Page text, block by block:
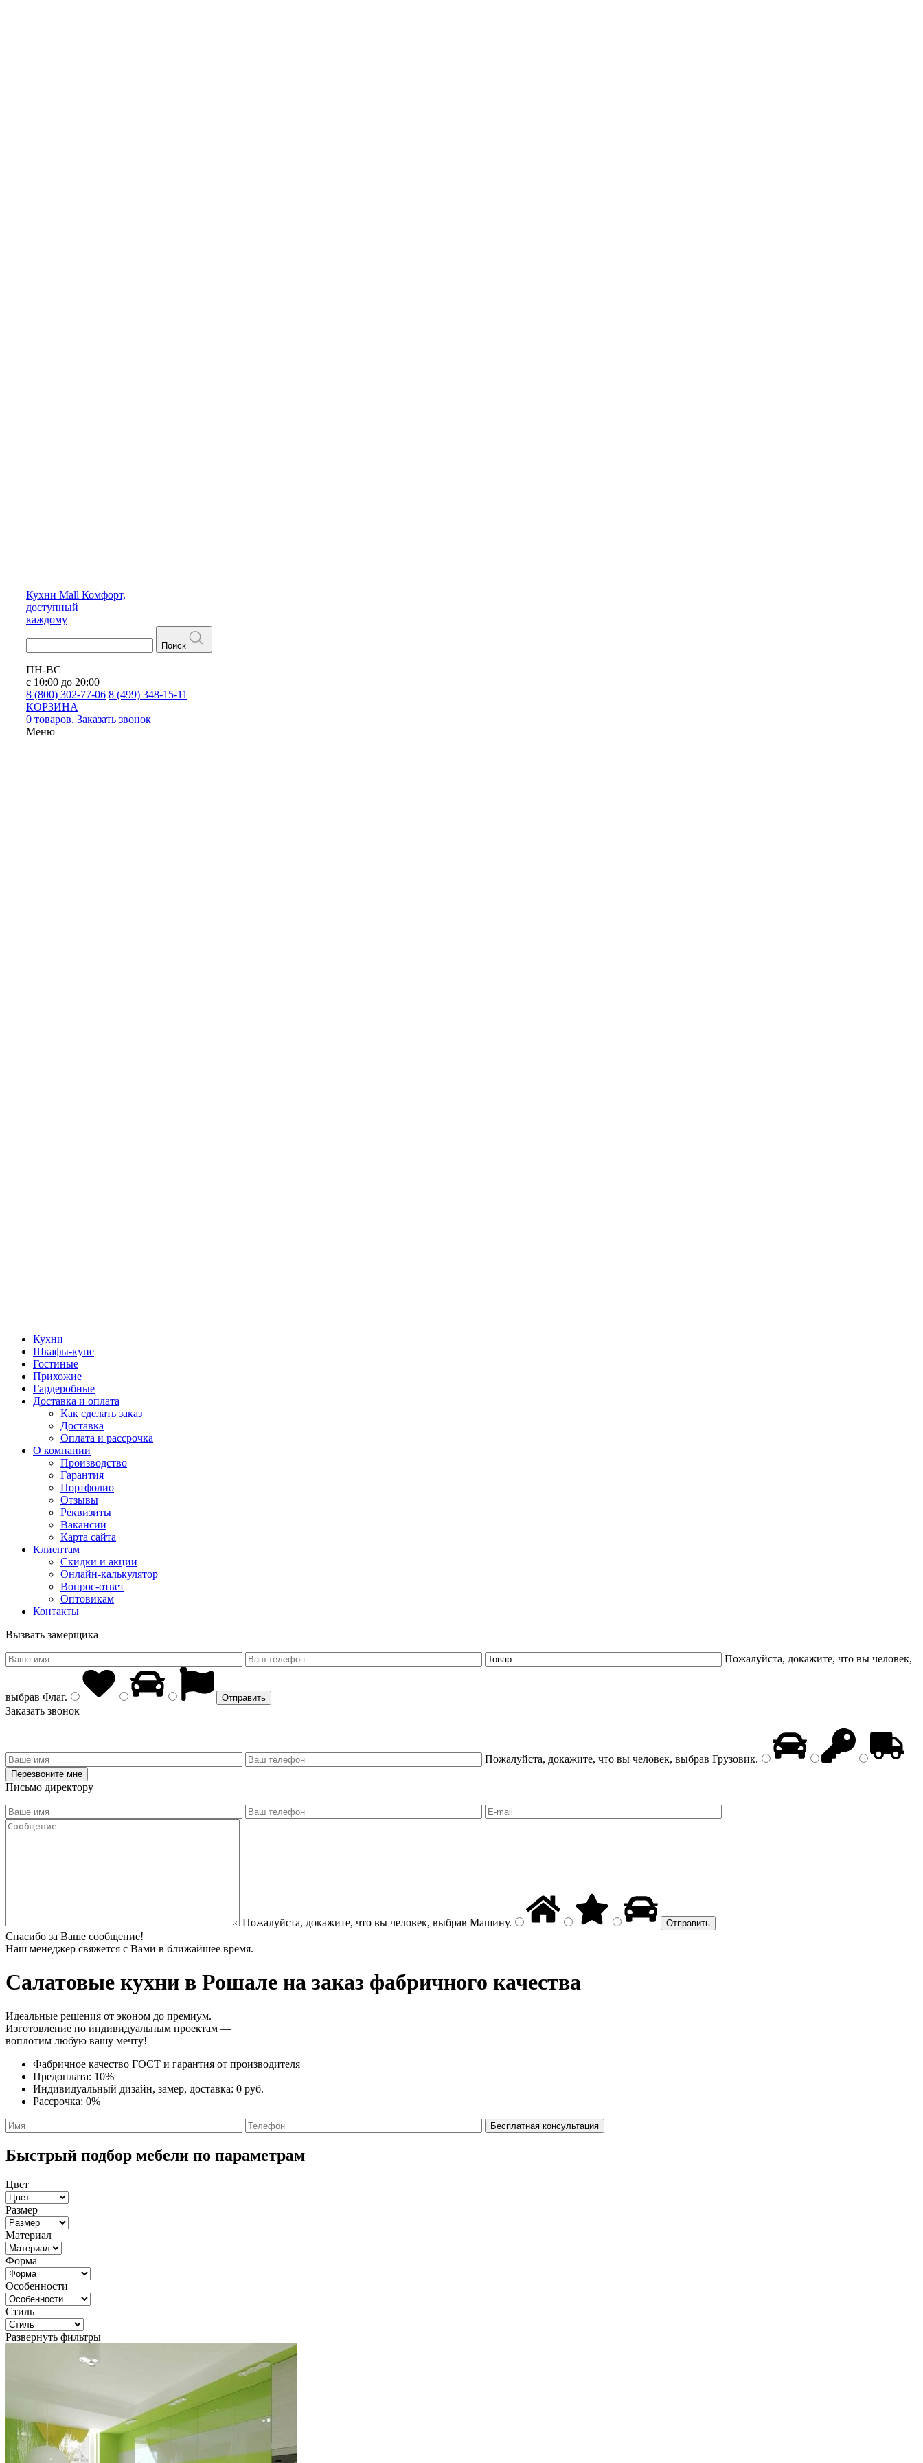
Кухни Mall Комфорт,
доступный
каждому
Поиск
ПН-ВС
с 10:00 до 20:00
8 (800) 302-77-06 8 (499) 348-15-11
КОРЗИНА
0 товаров. Заказать звонок
Меню
Кухни
Шкафы-купе
Гостиные
Прихожие
Гардеробные
Доставка и оплата
Как сделать заказ
Доставка
Оплата и рассрочка
О компании
Производство
Гарантия
Портфолио
Отзывы
Реквизиты
Вакансии
Карта сайта
Клиентам
Скидки и акции
Онлайн-калькулятор
Вопрос-ответ
Оптовикам
Контакты
Вызвать замерщика
Пожалуйста, докажите, что вы человек,
выбрав Флаг.
Заказать звонок
Пожалуйста, докажите, что вы человек, выбрав Грузовик.
Письмо директору
Пожалуйста, докажите, что вы человек, выбрав Машину.
Спасибо за Ваше сообщение!
Наш менеджер свяжется с Вами в ближайшее время.
Салатовые кухни в Рошале на заказ фабричного качества
Идеальные решения от эконом до премиум.
Изготовление по индивидуальным проектам —
воплотим любую вашу мечту!
Фабричное качество ГОСТ и гарантия от производителя
Предоплата: 10%
Индивидуальный дизайн, замер, доставка: 0 руб.
Рассрочка: 0%
Быстрый подбор мебели по параметрам
Цвет
Размер
Материал
Форма
Особенности
Стиль
Развернуть фильтры